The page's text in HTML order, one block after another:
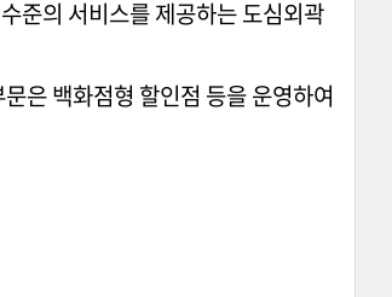
준의 서비스를 제공하는 도심외곽
은 백화점형 할인점 등을 운영하여